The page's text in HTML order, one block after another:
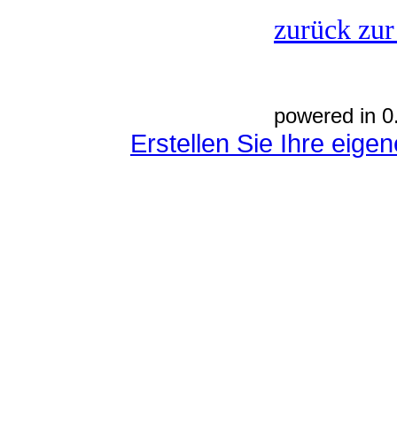
zurück
powered in
Erstellen Sie Ihre